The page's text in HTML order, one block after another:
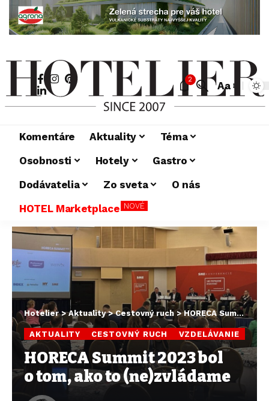
2
Aa
Komentáre Aktuality
Téma
Osobnosti
Hotely
Gastro
Dodávatelia
Zo sveta
O nás
HOTEL Marketplace NOVÉ
Hotelier>Aktuality>Cestovný ruch>HORECA Summit 2023 bol o tom, ako to (ne)zvládame
AKTUALITY CESTOVNÝ RUCH VZDELÁVANIE
HORECA Summit 2023 bol
o tom, ako to (ne)zvládame